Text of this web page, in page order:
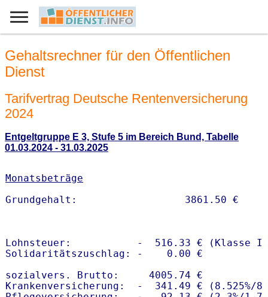
Gehaltsrechner für den Öffentlichen
Dienst
Tarifvertrag Deutsche Rentenversicherung
2024
Entgeltgruppe E 3, Stufe 5 im Bereich Bund, Tabelle
01.03.2024 - 31.03.2025
Monatsbeträge
Lohnsteuer:           -  516.33 € (Klasse I)
Solidaritätszuschlag: -    0.00 €
sozialvers. Brutto:     4005.74 €
Krankenversicherung:  -  341.49 € (8.525%/